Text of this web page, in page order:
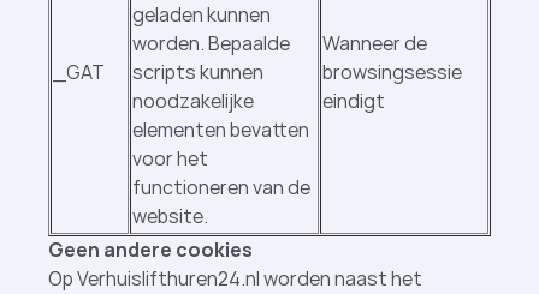
_GAT
geladen kunnen
worden. Bepaalde
scripts kunnen
noodzakelijke
elementen bevatten
voor het
functioneren van de
website.
Wanneer de
browsingsessie
eindigt
Geen andere cookies
Op Verhuislifthuren24.nl worden naast het